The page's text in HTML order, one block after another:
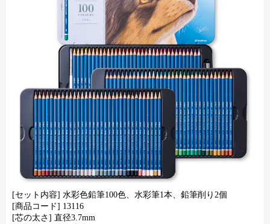
[セット内容] 水彩色鉛筆100色、水彩筆1本、鉛筆削り2個
[商品コード] 13116
[芯の太さ] 直径3.7mm